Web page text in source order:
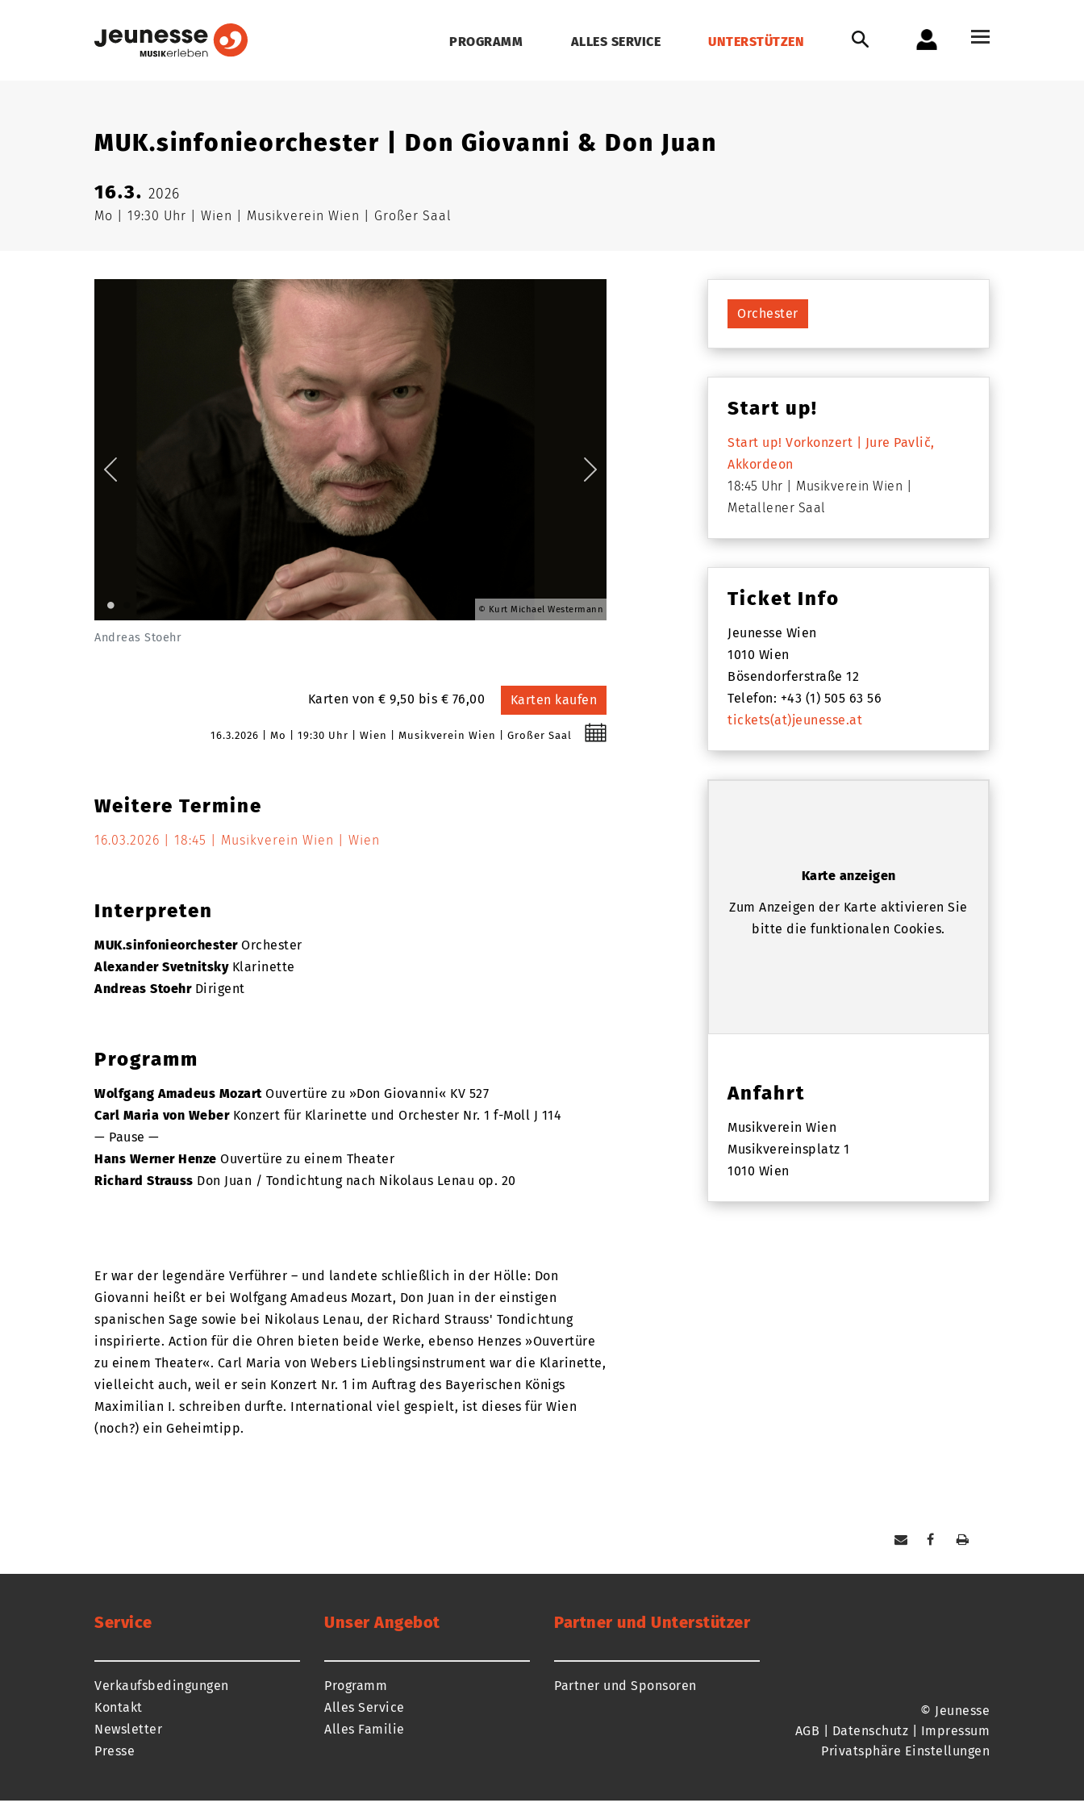
PROGRAMM ALLES SERVICE UNTERSTÜTZEN
MUK.sinfonieorchester | Don Giovanni & Don Juan
16.3. 2026
Mo 19:30 Uhr Wien Musikverein Wien Großer Saal
Kurt Michael Westermann
Andreas Stoehr
Karten von € 9,50 bis € 76,00 Karten kaufen
16.3.2026 Mo 19:30 Uhr Wien Musikverein Wien Großer Saal
Weitere Termine
16.03.2026 18:45 Musikverein Wien Wien
Interpreten
MUK.sinfonieorchesterOrchester
Alexander SvetnitskyKlarinette
Andreas StoehrDirigent
Programm
Wolfgang Amadeus MozartOuvertüre zu »Don Giovanni« KV 527
Carl Maria von WeberKonzert für Klarinette und Orchester Nr. 1 f-Moll J 114
— Pause —
Hans Werner Henze Ouvertüre zu einem Theater
Richard Strauss Don Juan / Tondichtung nach Nikolaus Lenau op. 20
Er war der legendäre Verführer – und landete schließlich in der Hölle: Don
Giovanni heißt er bei Wolfgang Amadeus Mozart, Don Juan in der einstigen
spanischen Sage sowie bei Nikolaus Lenau, der Richard Strauss' Tondichtung
inspirierte. Action für die Ohren bieten beide Werke, ebenso Henzes »Ouvertüre
zu einem Theater«. Carl Maria von Webers Lieblingsinstrument war die Klarinette,
vielleicht auch, weil er sein Konzert Nr. 1 im Auftrag des Bayerischen Königs
Maximilian I. schreiben durfte. International viel gespielt, ist dieses für Wien
(noch?) ein Geheimtipp.
Orchester
Start up!
Start up! Vorkonzert | Jure Pavlič,
Akkordeon
18:45 Uhr
Musikverein Wien
Metallener Saal
Ticket Info
Jeunesse Wien
1010 Wien
Bösendorferstraße 12
Telefon: +43 (1) 505 63 56
tickets(at)jeunesse.at
Karte anzeigen
Zum Anzeigen der Karte aktivieren Sie
bitte die funktionalen Cookies.
Anfahrt
Musikverein Wien
Musikvereinsplatz 1
1010 Wien
Service
Verkaufsbedingungen
Kontakt
Newsletter
Presse
Unser Angebot
Programm
Alles Service
Alles Familie
Partner und Unterstützer
Partner und Sponsoren
© Jeunesse
AGB
Datenschutz
Impressum
Privatsphäre Einstellungen